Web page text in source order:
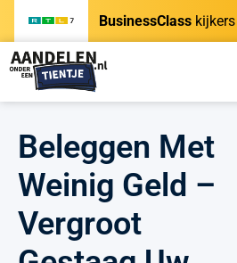
BusinessClass kijkers
Beleggen Met
Weinig Geld –
Vergroot